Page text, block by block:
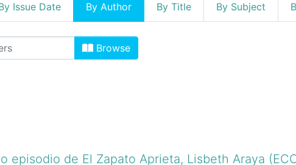
Issue Date By Author By Title By Subject
by Author "Araya Jiménez,
Browse
episodio de El Zapato Aprieta, Lisbeth Araya